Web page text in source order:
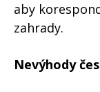
aby
zahrady.
Nevýhody